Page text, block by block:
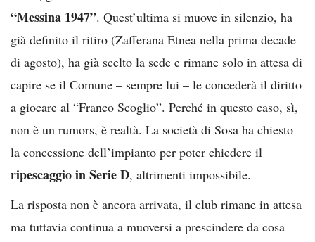
“Messina 1947”. Quest’ultima si muove in silenzio, ha
già definito il ritiro (Zafferana Etnea nella prima decade
di agosto), ha già scelto la sede e rimane solo in attesa di
capire se il Comune – sempre lui – le concederà il diritto
a giocare al “Franco Scoglio”. Perché in questo caso, sì,
non è un rumors, è realtà. La società di Sosa ha chiesto
la concessione dell’impianto per poter chiedere il
ripescaggio in Serie D, altrimenti impossibile.
La risposta non è ancora arrivata, il club rimane in attesa
ma tuttavia continua a muoversi a prescindere da cosa